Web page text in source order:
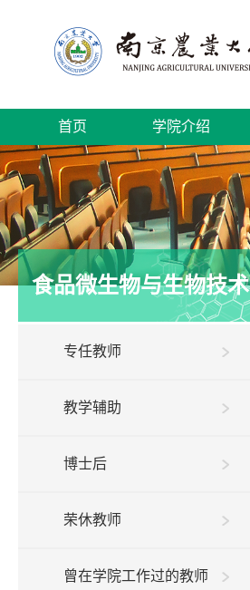
首页 学院介绍
食品微生物与生物技术
专任教师
教学辅助
博士后
荣休教师
曾在学院工作过的教师